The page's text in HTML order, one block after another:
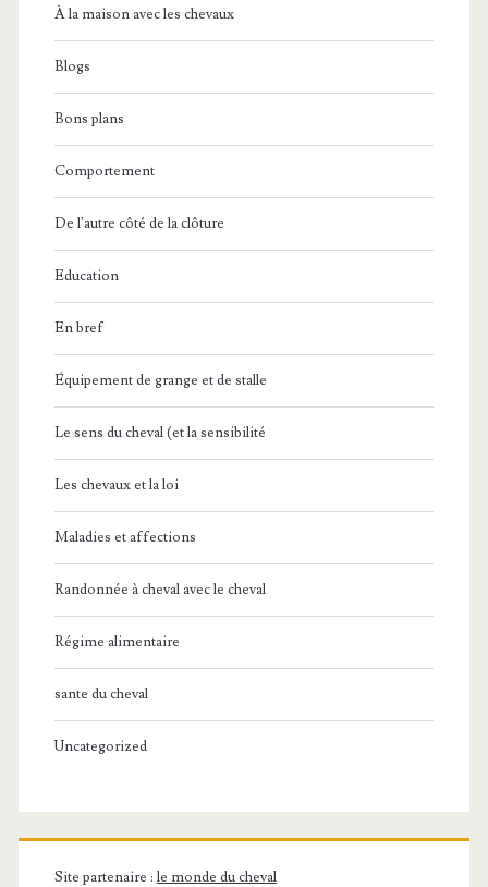
À la maison avec les chevaux
Blogs
Bons plans
Comportement
De l'autre côté de la clôture
Education
En bref
Équipement de grange et de stalle
Le sens du cheval (et la sensibilité
Les chevaux et la loi
Maladies et affections
Randonnée à cheval avec le cheval
Régime alimentaire
sante du cheval
Uncategorized
Site partenaire : le monde du cheval